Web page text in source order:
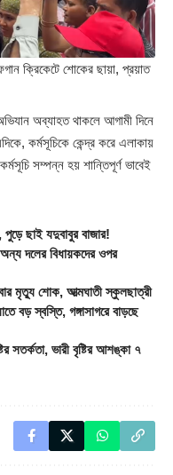
শোকের ছায়া, প্রয়াত
অব্যাহত থাকলে আগামী দিনে
কর্মসূচিকে কেন্দ্র করে এলাকায়
সম্পন্ন হয় শান্তিপূর্ণ ভাবেই
ছাই যদুবাবুর বাজার!
দলের বিধায়কদের ওপর
মৃত্যু শোক, আত্মঘাতী স্কুলছাত্রী
বড় স্বস্তি, গঙ্গাসাগরে বাড়ছে
ভারী বৃষ্টির আশঙ্কা ৭